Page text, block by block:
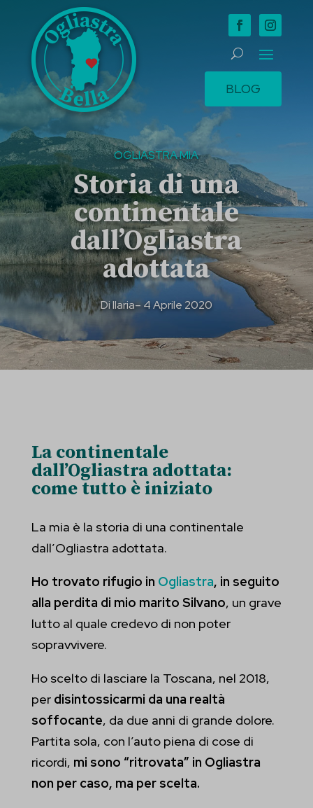
BLOG
OGLIASTRA MIA
Storia di una
continentale
dall’Ogliastra
adottata
DiIlaria– 4 Aprile 2020
La continentale
dall’Ogliastra adottata:
come tutto è iniziato
La mia è la storia di una continentale
dall’Ogliastra adottata.
Ho trovato rifugio in Ogliastra, in seguito
alla perdita di mio marito Silvano, un grave
lutto al quale credevo di non poter
sopravvivere.
Ho scelto di lasciare la Toscana, nel 2018,
per disintossicarmi da una realtà
soffocante, da due anni di grande dolore.
Partita sola, con l’auto piena di cose di
ricordi, mi sono “ritrovata” in Ogliastra
non per caso, ma per scelta.